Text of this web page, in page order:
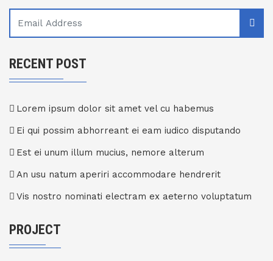
RECENT POST
Lorem ipsum dolor sit amet vel cu habemus
Ei qui possim abhorreant ei eam iudico disputando
Est ei unum illum mucius, nemore alterum
An usu natum aperiri accommodare hendrerit
Vis nostro nominati electram ex aeterno voluptatum
PROJECT